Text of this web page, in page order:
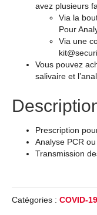
avez plusieurs
Via la
Pour
Via une
Vous pouvez
salivaire et
Prescription
Analyse PCR
Transmission
Catégories : COVID-19